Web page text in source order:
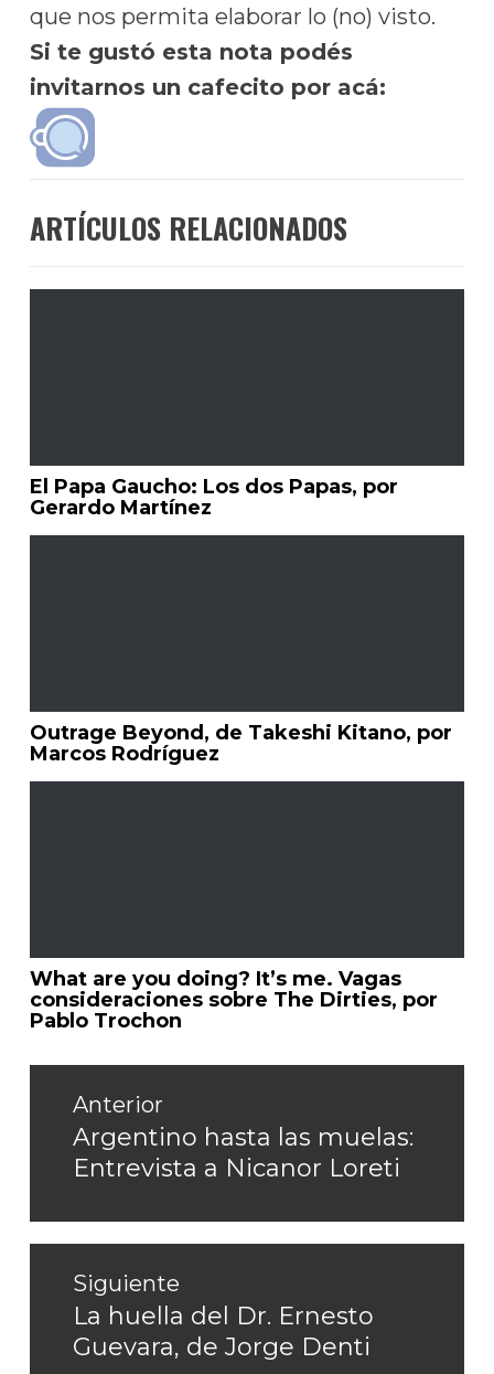
que nos permita elaborar lo (no) visto.
Si te gustó esta nota podés
invitarnos un cafecito por acá:
ARTÍCULOS RELACIONADOS
El Papa Gaucho: Los dos Papas, por
Gerardo Martínez
Outrage Beyond, de Takeshi Kitano, por
Marcos Rodríguez
What are you doing? It’s me. Vagas
consideraciones sobre The Dirties, por
Pablo Trochon
Navegación
entradas
Anterior
Entrada
anterior:
Argentino hasta las muelas:
Entrevista a Nicanor Loreti
Siguiente
Entrada
siguiente:
La huella del Dr. Ernesto
Guevara, de Jorge Denti